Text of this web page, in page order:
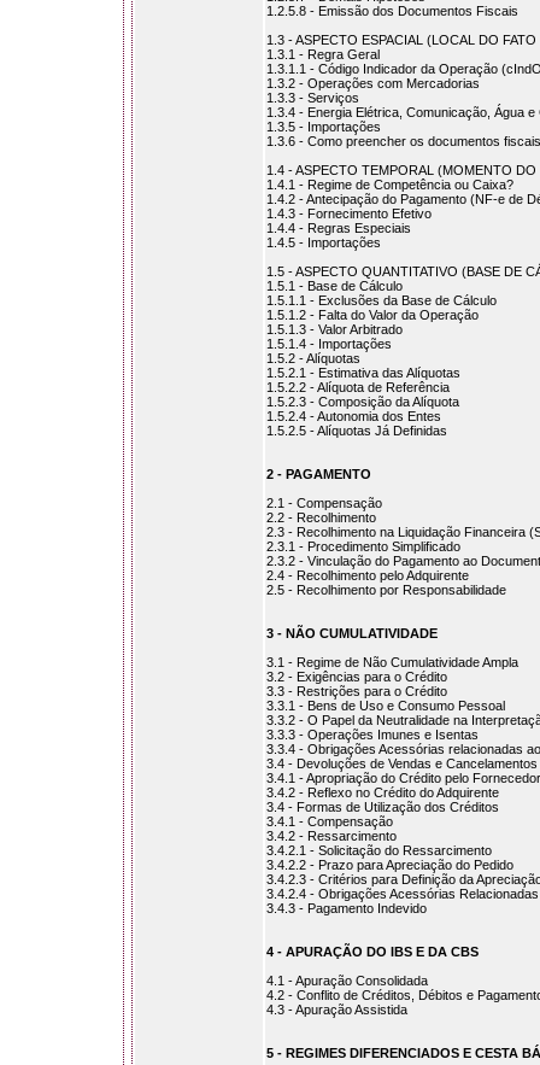
1.2.5.8 - Emissão dos Documentos Fiscais
1.3 - ASPECTO ESPACIAL (LOCAL DO
1.3.1 - Regra Geral
1.3.1.1 - Código Indicador da Operação
1.3.2 - Operações com Mercadorias
1.3.3 - Serviços
1.3.4 - Energia Elétrica, Comunicação, Água
1.3.5 - Importações
1.3.6 - Como preencher os documentos fiscais
1.4 - ASPECTO TEMPORAL (MOMENTO
1.4.1 - Regime de Competência ou Caixa?
1.4.2 - Antecipação do Pagamento (NF-e de
1.4.3 - Fornecimento Efetivo
1.4.4 - Regras Especiais
1.4.5 - Importações
1.5 - ASPECTO QUANTITATIVO (BASE DE
1.5.1 - Base de Cálculo
1.5.1.1 - Exclusões da Base de Cálculo
1.5.1.2 - Falta do Valor da Operação
1.5.1.3 - Valor Arbitrado
1.5.1.4 - Importações
1.5.2 - Alíquotas
1.5.2.1 - Estimativa das Alíquotas
1.5.2.2 - Alíquota de Referência
1.5.2.3 - Composição da Alíquota
1.5.2.4 - Autonomia dos Entes
1.5.2.5 - Alíquotas Já Definidas
2 - PAGAMENTO
2.1 - Compensação
2.2 - Recolhimento
2.3 - Recolhimento na Liquidação Financeira
2.3.1 - Procedimento Simplificado
2.3.2 - Vinculação do Pagamento ao
2.4 - Recolhimento pelo Adquirente
2.5 - Recolhimento por Responsabilidade
3 - NÃO CUMULATIVIDADE
3.1 - Regime de Não Cumulatividade Ampla
3.2 - Exigências para o Crédito
3.3 - Restrições para o Crédito
3.3.1 - Bens de Uso e Consumo Pessoal
3.3.2 - O Papel da Neutralidade na
3.3.3 - Operações Imunes e Isentas
3.3.4 - Obrigações Acessórias relacionadas
3.4 - Devoluções de Vendas e Cancelamentos
3.4.1 - Apropriação do Crédito pelo Fornecedor
3.4.2 - Reflexo no Crédito do Adquirente
3.4 - Formas de Utilização dos Créditos
3.4.1 - Compensação
3.4.2 - Ressarcimento
3.4.2.1 - Solicitação do Ressarcimento
3.4.2.2 - Prazo para Apreciação do Pedido
3.4.2.3 - Critérios para Definição da
3.4.2.4 - Obrigações Acessórias
3.4.3 - Pagamento Indevido
4 - APURAÇÃO DO IBS E DA CBS
4.1 - Apuração Consolidada
4.2 - Conflito de Créditos, Débitos e
4.3 - Apuração Assistida
5 - REGIMES DIFERENCIADOS E CESTA